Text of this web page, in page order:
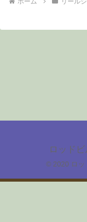
ロッド
© 2020 ロッ